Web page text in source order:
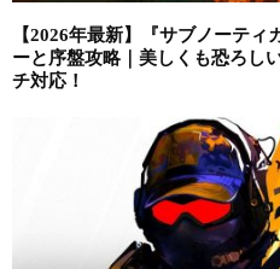
【2026年最新】『サブノーテ
ーと序盤攻略｜美しくも恐ろし
チ対応！